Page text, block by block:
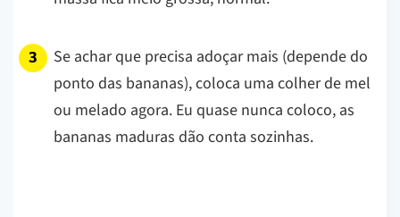
Se achar que precisa adoçar mais (depende do
ponto das bananas), coloca uma colher de mel
ou melado agora. Eu quase nunca coloco, as
bananas maduras dão conta sozinhas.